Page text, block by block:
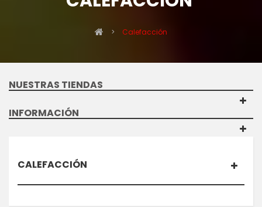
> Calefacción
NUESTRAS TIENDAS
INFORMACIÓN
CALEFACCIÓN